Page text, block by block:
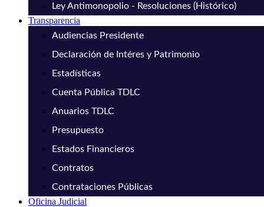
Ley Antimonopolio - Resoluciones (Histórico)
Transparencia
Audiencias Presidente
Declaración de Intéres y Patrimonio
Estadísticas
Cuenta Pública TDLC
Anuarios TDLC
Presupuesto
Estados Financieros
Contratos
Contrataciones Públicas
Oficina Judicial